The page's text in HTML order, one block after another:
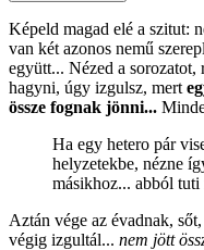
Képeld magad elé a szitut:
van két azonos nemű
együtt... Nézed a sorozatot,
hagyni, úgy izgulsz, mert
össze fognak jönni...
Ha egy hetero pár
helyzetekbe, nézne
másikhoz... abból tuti
Aztán vége az évadnak,
végig izgultál... nem jött